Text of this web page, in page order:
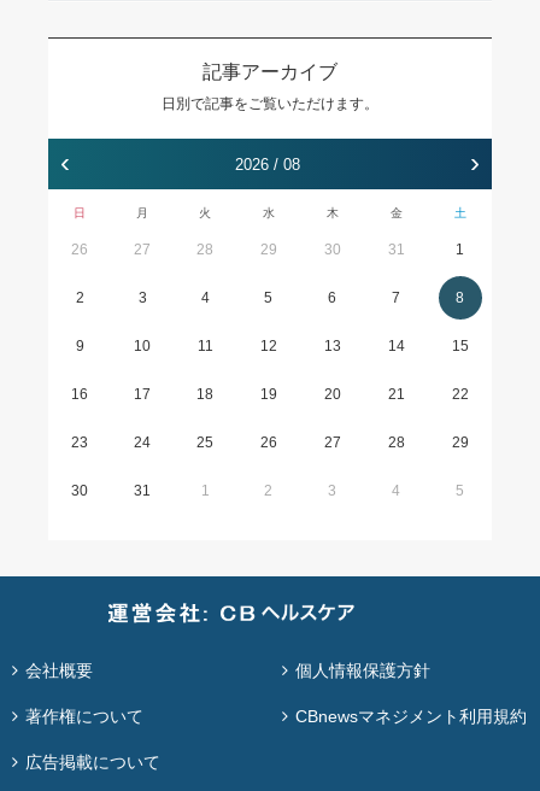
記事アーカイブ
日別で記事をご覧いただけます。
‹ 2026 / 08 ›
日 月 火 水 木 金 土
26 27 28 29 30 31 1
2 3 4 5 6 7 8
9 10 11 12 13 14 15
16 17 18 19 20 21 22
23 24 25 26 27 28 29
30 31 1 2 3 4 5
会社概要 個人情報保護方針
著作権について CBnewsマネジメント利用規約
広告掲載について